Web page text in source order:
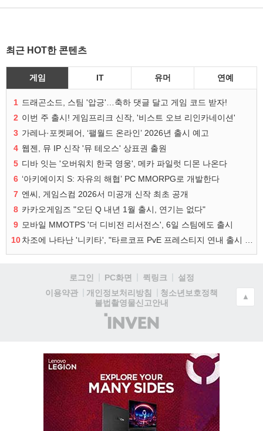
최근 HOT한 콘텐츠
게임 IT 유머 연예
1 드래곤소드, 스팀 '압긍'…축하 댓글 달고 게임 코드 받자!
2 이번 주 출시! 게임프리크 신작, '비스트 오브 리인카네이션'
3 가레나·포켓페어, ‘팰월드 온라인’ 2026년 출시 예고
4 웹젠, 뮤 IP 신작 '뮤 테오스' 상표권 출원
5 디바 잇는 '오버워치 한국 영웅', 메카 파일럿 디몬 나온다
6 ‘아키에이지 S: 자유의 해협’ PC MMORPG로 개발한다
7 엔씨, 게임스컴 2026서 미공개 신작 최초 공개
8 카카오게임즈 "오딘 Q 내년 1월 출시, 연기는 없다"
9 모바일 MMOTPS '더 디비전 리서전스', 6일 스팀에도 출시
10
로그인 PC화면 퀵링크
설정
이용약관
개인정보처리방침
청소년보호정책
불법촬영물신고안내
(주)
인
▲